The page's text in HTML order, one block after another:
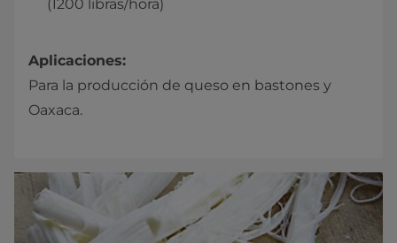
(1200 libras/hora)
Aplicaciones:
Para la producción de queso en bastones y
Oaxaca.